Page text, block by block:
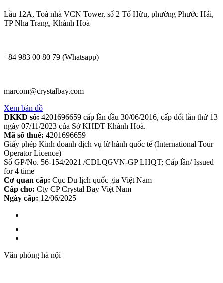
Lầu 12A, Toà nhà VCN Tower, số 2 Tố Hữu, phường Phước Hải,
TP Nha Trang, Khánh Hoà
+84 983 00 80 79 (Whatsapp)
marcom@crystalbay.com
Xem bản đồ
ĐKKD số: 4201696659 cấp lần đầu 30/06/2016, cấp đổi lần thứ 13
ngày 07/11/2023 của Sở KHDT Khánh Hoà.
Mã số thuế: 4201696659
Giấy phép Kinh doanh dịch vụ lữ hành quốc tế (International Tour
Operator Licence)
Số GP/No. 56-154/2021 /CDLQGVN-GP LHQT; Cấp lần/ Issued
for 4 time
Cơ quan cấp: Cục Du lịch quốc gia Việt Nam
Cấp cho: Cty CP Crystal Bay Việt Nam
Ngày cấp: 12/06/2025
Văn phòng hà nội